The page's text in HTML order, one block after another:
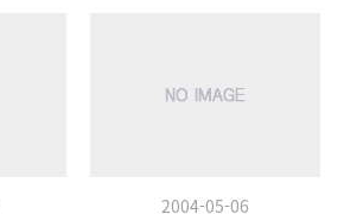
2004-05-06